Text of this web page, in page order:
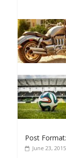
Post
June 23, 2015